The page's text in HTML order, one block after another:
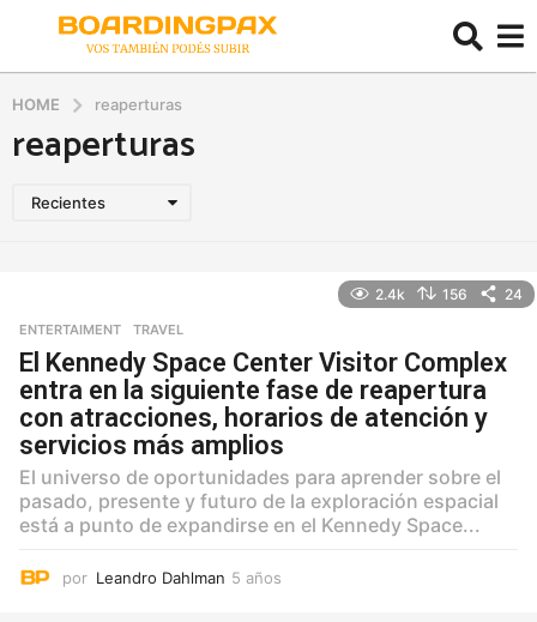
HOME reaperturas
reaperturas
Recientes
2.4k 156 24
ENTERTAIMENT ,TRAVEL
El Kennedy Space Center Visitor Complex
entra en la siguiente fase de reapertura
con atracciones, horarios de atención y
servicios más amplios
El universo de oportunidades para aprender sobre el
pasado, presente y futuro de la exploración espacial
está a punto de expandirse en el Kennedy Space...
por Leandro Dahlman 5 años